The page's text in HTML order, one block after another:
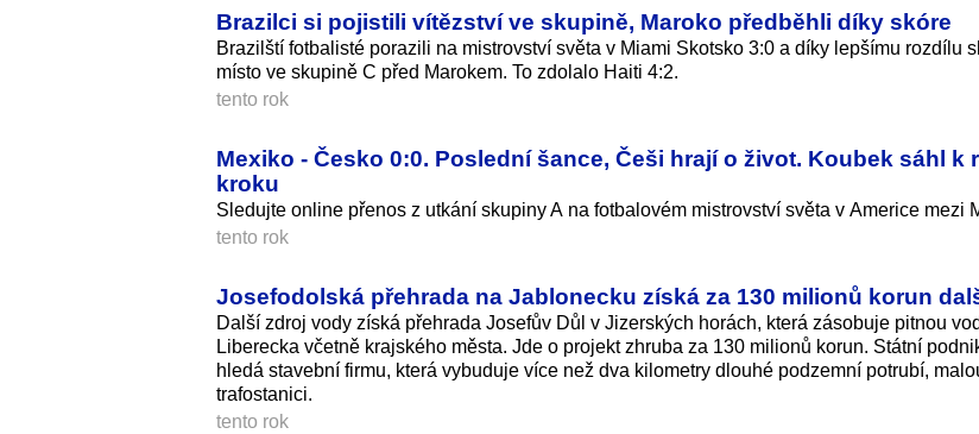
Brazilci si pojistili vítězství ve skupině, Maroko předběhli díky skóre
Brazilští fotbalisté porazili na mistrovství světa v Miami Skotsko 3:0 a díky lepšímu rozdílu
místo ve skupině C před Marokem. To zdolalo Haiti 4:2.
tento rok
Mexiko - Česko 0:0. Poslední šance, Češi hrají o život. Koubek sáhl k
kroku
Sledujte online přenos z utkání skupiny A na fotbalovém mistrovství světa v Americe mezi
tento rok
Josefodolská přehrada na Jablonecku získá za 130 milionů korun
Další zdroj vody získá přehrada Josefův Důl v Jizerských horách, která zásobuje pitnou
Liberecka včetně krajského města. Jde o projekt zhruba za 130 milionů korun. Státní
hledá stavební firmu, která vybuduje více než dva kilometry dlouhé podzemní potrubí,
trafostanici.
tento rok